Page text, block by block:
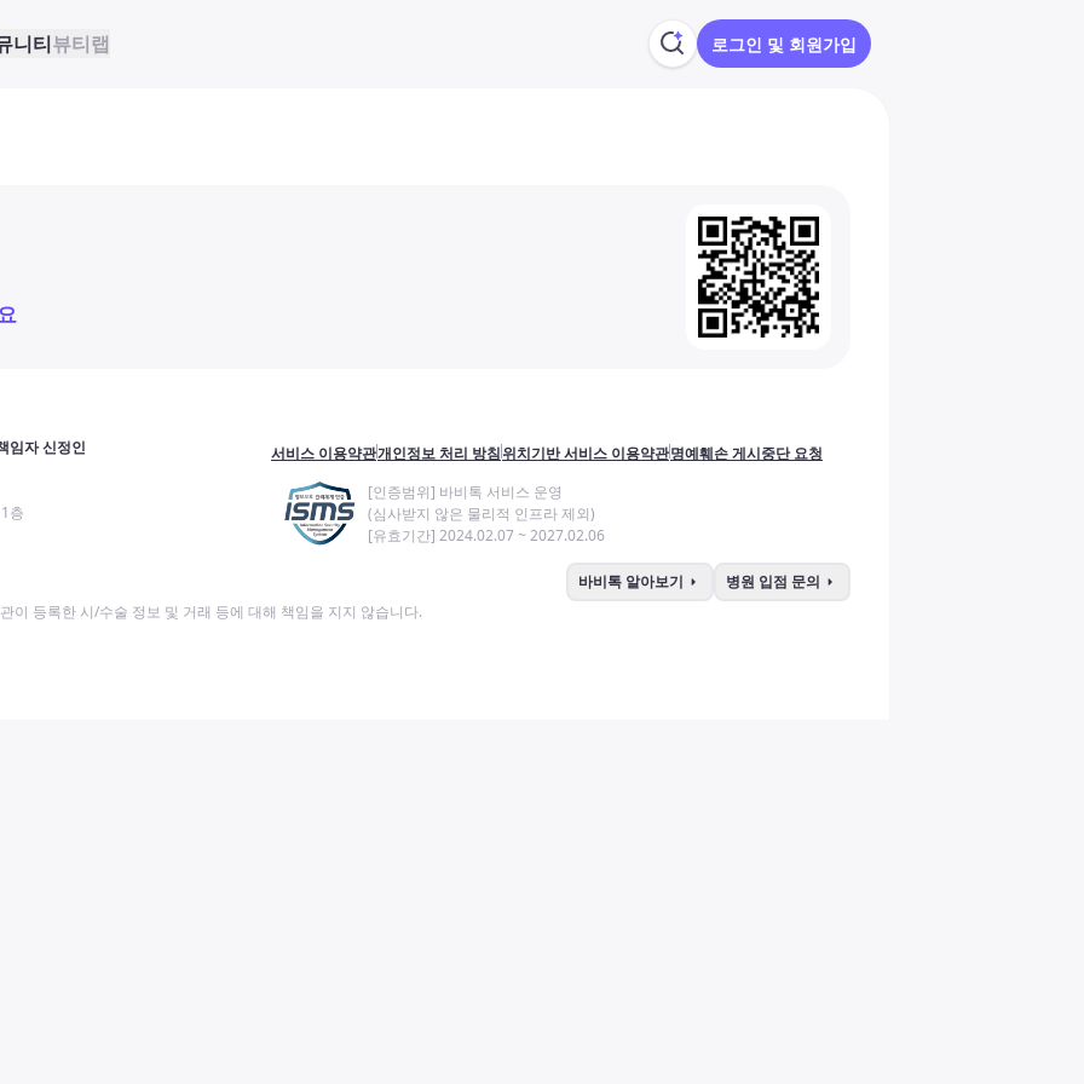
니티뷰티랩 로그인 및 회원가입
임자 신정인
층
서비스 이용약관개인정보 처리 방침위치기반 서비스 이용약관명예훼손 게시중단 요청
[인증범위] 바비톡 서비스 운영
(심사받지 않은 물리적 인프라 제외)
[유효기간] 2024.02.07 ~ 2027.02.06
바비톡 알아보기 arrow_right 병원 입점 문의 arrow_right
이 등록한 시/수술 정보 및 거래 등에 대해 책임을 지지 않습니다.